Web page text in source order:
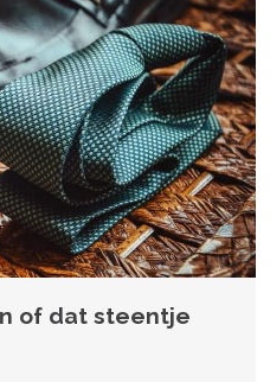
of dat steentje